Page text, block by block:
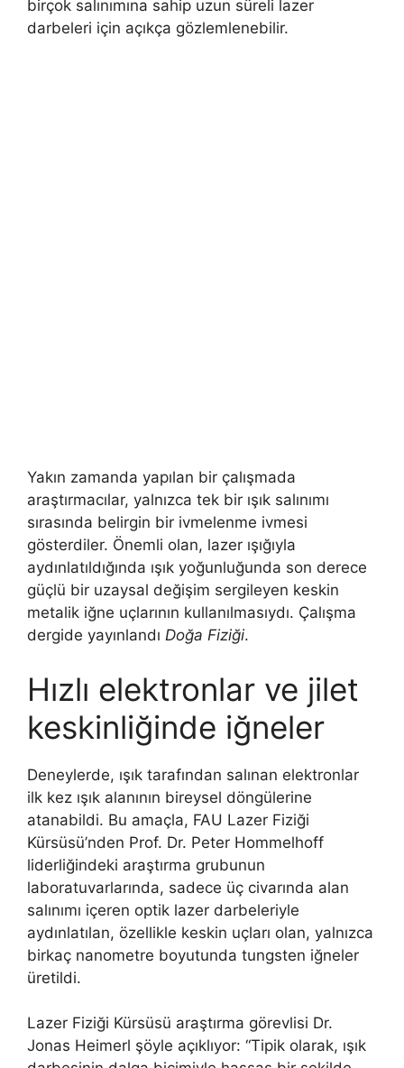
birçok salınımına sahip uzun süreli lazer
darbeleri için açıkça gözlemlenebilir.
Yakın zamanda yapılan bir çalışmada
araştırmacılar, yalnızca tek bir ışık salınımı
sırasında belirgin bir ivmelenme ivmesi
gösterdiler. Önemli olan, lazer ışığıyla
aydınlatıldığında ışık yoğunluğunda son derece
güçlü bir uzaysal değişim sergileyen keskin
metalik iğne uçlarının kullanılmasıydı. Çalışma
dergide yayınlandı Doğa Fiziği.
Hızlı elektronlar ve jilet
keskinliğinde iğneler
Deneylerde, ışık tarafından salınan elektronlar
ilk kez ışık alanının bireysel döngülerine
atanabildi. Bu amaçla, FAU Lazer Fiziği
Kürsüsü’nden Prof. Dr. Peter Hommelhoff
liderliğindeki araştırma grubunun
laboratuvarlarında, sadece üç civarında alan
salınımı içeren optik lazer darbeleriyle
aydınlatılan, özellikle keskin uçları olan, yalnızca
birkaç nanometre boyutunda tungsten iğneler
üretildi.
Lazer Fiziği Kürsüsü araştırma görevlisi Dr.
Jonas Heimerl şöyle açıklıyor: “Tipik olarak, ışık